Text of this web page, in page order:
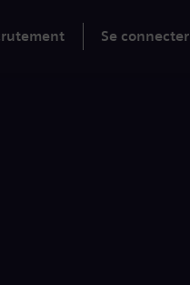
Se connecter